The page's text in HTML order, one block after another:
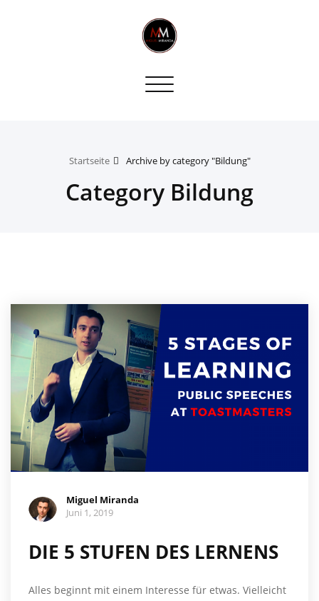
Toggle
Startseite Archive by category "Bildung"
Category Bildung
Miguel Miranda
Juni 1, 2019
DIE 5 STUFEN DES LERNENS
Alles beginnt mit einem Interesse für etwas. Vielleicht